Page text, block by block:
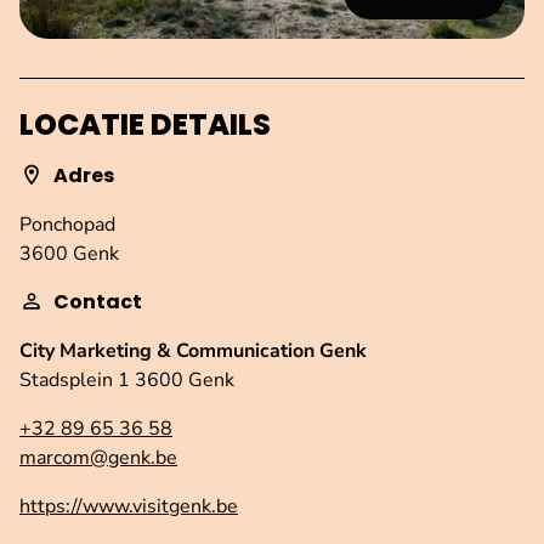
LOCATIE DETAILS
Adres
Ponchopad
3600 Genk
Contact
City Marketing & Communication Genk
Stadsplein 1 3600 Genk
+32 89 65 36 58
marcom@genk.be
https://www.visitgenk.be